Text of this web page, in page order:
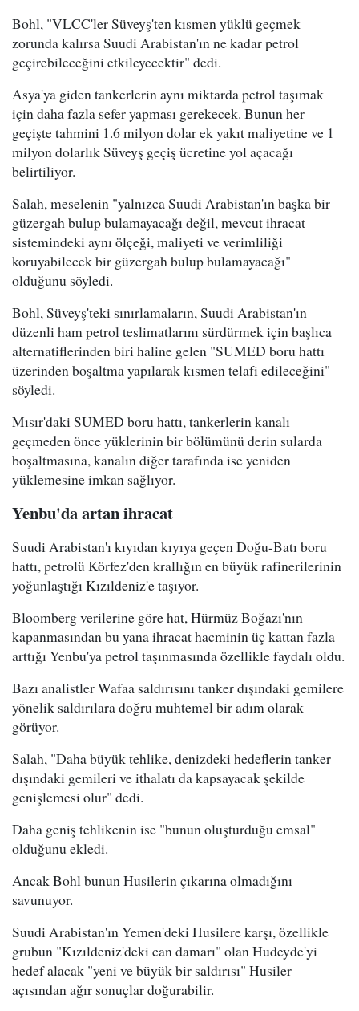
Bohl, "VLCC'ler Süveyş'ten kısmen yüklü geçmek
zorunda kalırsa Suudi Arabistan'ın ne kadar petrol
geçirebileceğini etkileyecektir" dedi.
Asya'ya giden tankerlerin aynı miktarda petrol taşımak
için daha fazla sefer yapması gerekecek. Bunun her
geçişte tahmini 1.6 milyon dolar ek yakıt maliyetine ve 1
milyon dolarlık Süveyş geçiş ücretine yol açacağı
belirtiliyor.
Salah, meselenin "yalnızca Suudi Arabistan'ın başka bir
güzergah bulup bulamayacağı değil, mevcut ihracat
sistemindeki aynı ölçeği, maliyeti ve verimliliği
koruyabilecek bir güzergah bulup bulamayacağı"
olduğunu söyledi.
Bohl, Süveyş'teki sınırlamaların, Suudi Arabistan'ın
düzenli ham petrol teslimatlarını sürdürmek için başlıca
alternatiflerinden biri haline gelen "SUMED boru hattı
üzerinden boşaltma yapılarak kısmen telafi edileceğini"
söyledi.
Mısır'daki SUMED boru hattı, tankerlerin kanalı
geçmeden önce yüklerinin bir bölümünü derin sularda
boşaltmasına, kanalın diğer tarafında ise yeniden
yüklemesine imkan sağlıyor.
Yenbu'da artan ihracat
Suudi Arabistan'ı kıyıdan kıyıya geçen Doğu-Batı boru
hattı, petrolü Körfez'den krallığın en büyük rafinerilerinin
yoğunlaştığı Kızıldeniz'e taşıyor.
Bloomberg verilerine göre hat, Hürmüz Boğazı'nın
kapanmasından bu yana ihracat hacminin üç kattan fazla
arttığı Yenbu'ya petrol taşınmasında özellikle faydalı oldu.
Bazı analistler Wafaa saldırısını tanker dışındaki gemilere
yönelik saldırılara doğru muhtemel bir adım olarak
görüyor.
Salah, "Daha büyük tehlike, denizdeki hedeflerin tanker
dışındaki gemileri ve ithalatı da kapsayacak şekilde
genişlemesi olur" dedi.
Daha geniş tehlikenin ise "bunun oluşturduğu emsal"
olduğunu ekledi.
Ancak Bohl bunun Husilerin çıkarına olmadığını
savunuyor.
Suudi Arabistan'ın Yemen'deki Husilere karşı, özellikle
grubun "Kızıldeniz'deki can damarı" olan Hudeyde'yi
hedef alacak "yeni ve büyük bir saldırısı" Husiler
açısından ağır sonuçlar doğurabilir.